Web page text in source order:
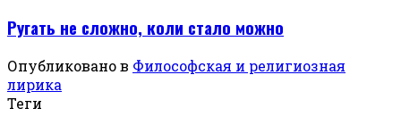
Ругать не сложно, коли стало можно
Опубликовано в Философская и религиозная
лирика
Теги